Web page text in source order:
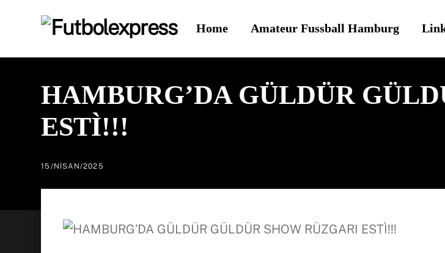
Home Amateur Fussball Hamburg
HAMBURG’DA GÜLDÜR
ESTÌ!!!
15 /NISAN/2025